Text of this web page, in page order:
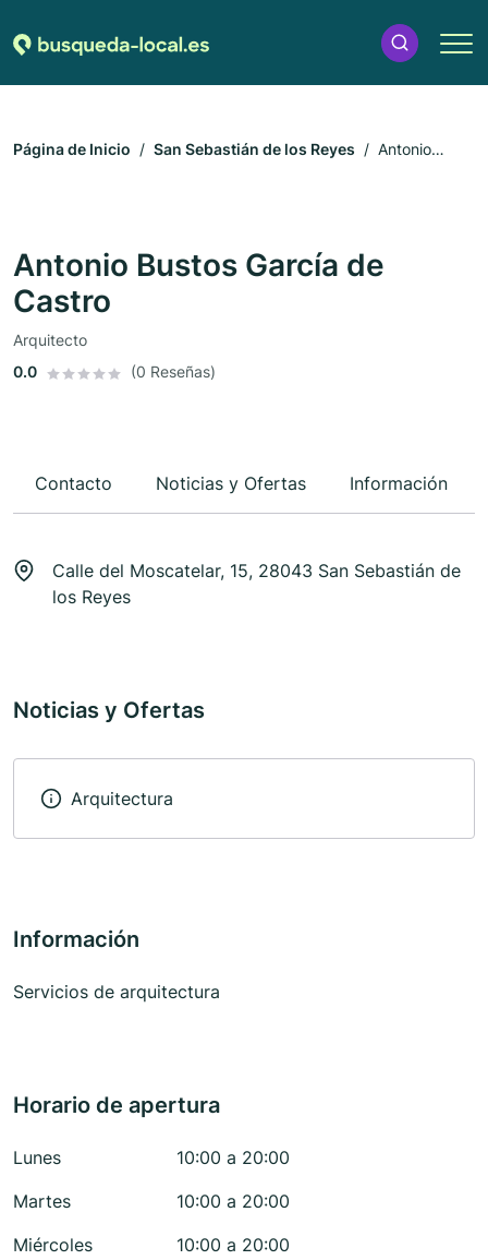
Página de Inicio San Sebastián de los Reyes
Antonio
Antonio Bustos García de
Castro
Arquitecto
0.0
(0 Reseñas)
Contacto Noticias y Ofertas Información
Calle del Moscatelar, 15, 28043 San Sebastián de
los Reyes
Noticias y Ofertas
Arquitectura
Información
Servicios de arquitectura
Horario de apertura
Lunes
10:00 a 20:00
Martes
10:00 a 20:00
Miércoles
10:00 a 20:00